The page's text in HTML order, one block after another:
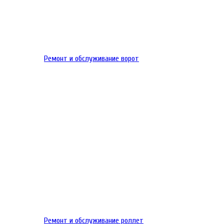
Ремонт и обслуживание ворот
Ремонт и обслуживание роллет